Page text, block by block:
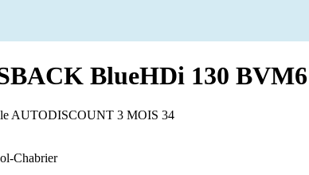
BlueHDi 130
AUTODISCOUNT 3 MOIS 34
Chabrier